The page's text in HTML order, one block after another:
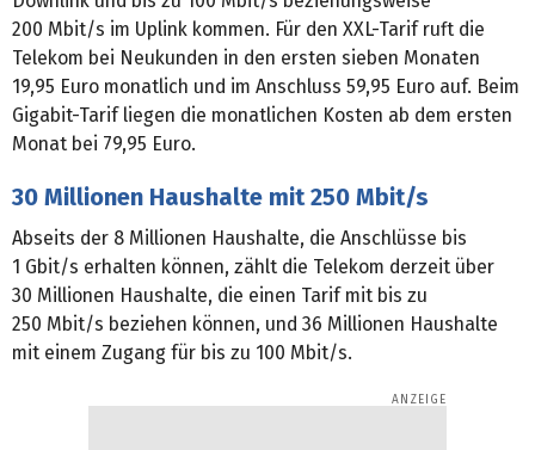
200 Mbit/s im Uplink kommen. Für den XXL-Tarif ruft die
Telekom bei Neukunden in den ersten sieben Monaten
19,95 Euro monatlich und im Anschluss 59,95 Euro auf. Beim
Gigabit-Tarif liegen die monatlichen Kosten ab dem ersten
Monat bei 79,95 Euro.
30 Millionen Haushalte mit 250 Mbit/s
Abseits der 8 Millionen Haushalte, die Anschlüsse bis
1 Gbit/s erhalten können, zählt die Telekom derzeit über
30 Millionen Haushalte, die einen Tarif mit bis zu
250 Mbit/s beziehen können, und 36 Millionen Haushalte
mit einem Zugang für bis zu 100 Mbit/s.